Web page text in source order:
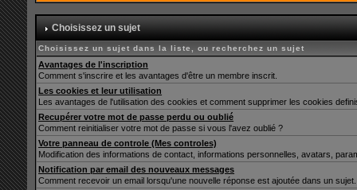
Choisissez un sujet
Choisissez un sujet dans la liste, ou recherchez un sujet
Avantages de l'inscription
Comment s'inscrire et les avantages d'être un membre inscrit.
Les cookies et leur utilisation
Les avantages de l'utilisation des cookies et comment supprimer les cookies
Recupérer votre mot de passe perdu ou oublié
Comment reinitialiser votre mot de passe si vous l'avez oublié ?
Votre panneau de controle (Mes controles)
Modification des informations de contact, informations personnelles, avatars,
Notification par email des nouveaux messages
Comment recevoir un email lorsqu'une nouvelle réponse est ajoutée dans un sujet.